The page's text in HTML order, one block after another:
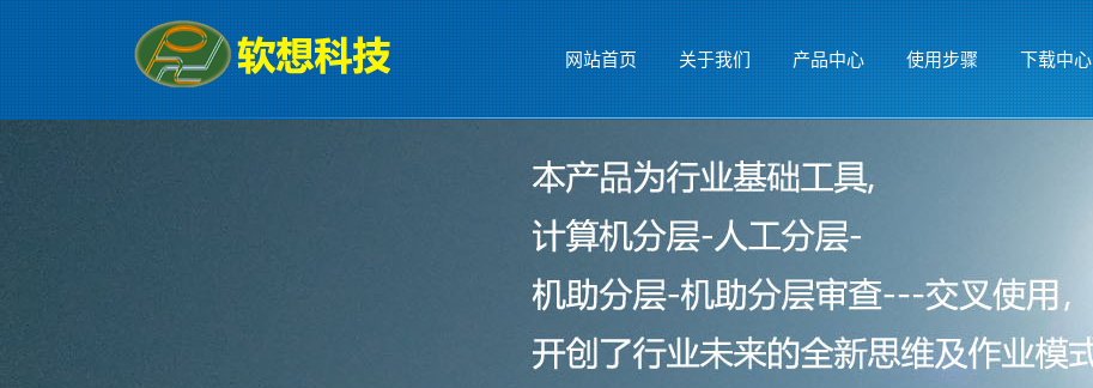
网站首页 关于我们 产品中心 使用步骤 下载中心